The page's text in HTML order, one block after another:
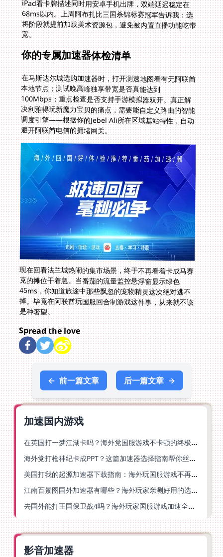
宽。
你的专属加速器体检清单
在马斯达尔城选购加速器时，打开测速地图看有无阿联酋
本地节点；测试晚高峰独享带宽是否真能达到
100Mbps；重点检查是否支持手游模拟器双开。真正解
决利雅得玩新魔力宝贝的痛点，需要能自定义路由的智能
调度引擎——根据你的Jebel Ali所在区域基站特性，自动
避开阿联酋电信的拥堵网关。
现在回看法兰城热闹的集市场景，终于不再看着卡成马赛
克的摊位干着急。当番茄的流量监控悬浮窗显示绿色
45ms，你知道旅途中那些飘忽的宠物精灵这次绝对逃不
掉。毕竟在阿联酋玩国服回合制游戏这件事，从来就不该
是种奢望。
Spread the love
← 前一篇文章 后一篇文章 →
加速国内游戏
在英国打一梦江湖卡吗？海外党国服游戏不卡顿的终极解法
海外党打枪神纪卡成PPT？这篇加速器选择指南帮你丝滑上分
美国打我的起源加速器下载指南：海外玩国服游戏不再卡的终极方案
江南百景图国外加速器有哪些？海外玩家亲测好用的选择与避坑指南
去国外能打王国保卫战4吗？海外玩家国服游戏加速全攻略（附公主连结幻想江湖实测）
影音加速器